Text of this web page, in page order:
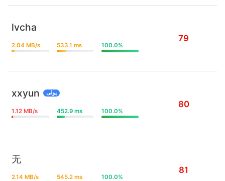
lvcha
2.04 MB/s 533.1 ms 100.0%
79
xxyun پولی
1.12 MB/s 452.9 ms 100.0%
80
无
2.14 MB/s 545.2 ms 100.0%
81